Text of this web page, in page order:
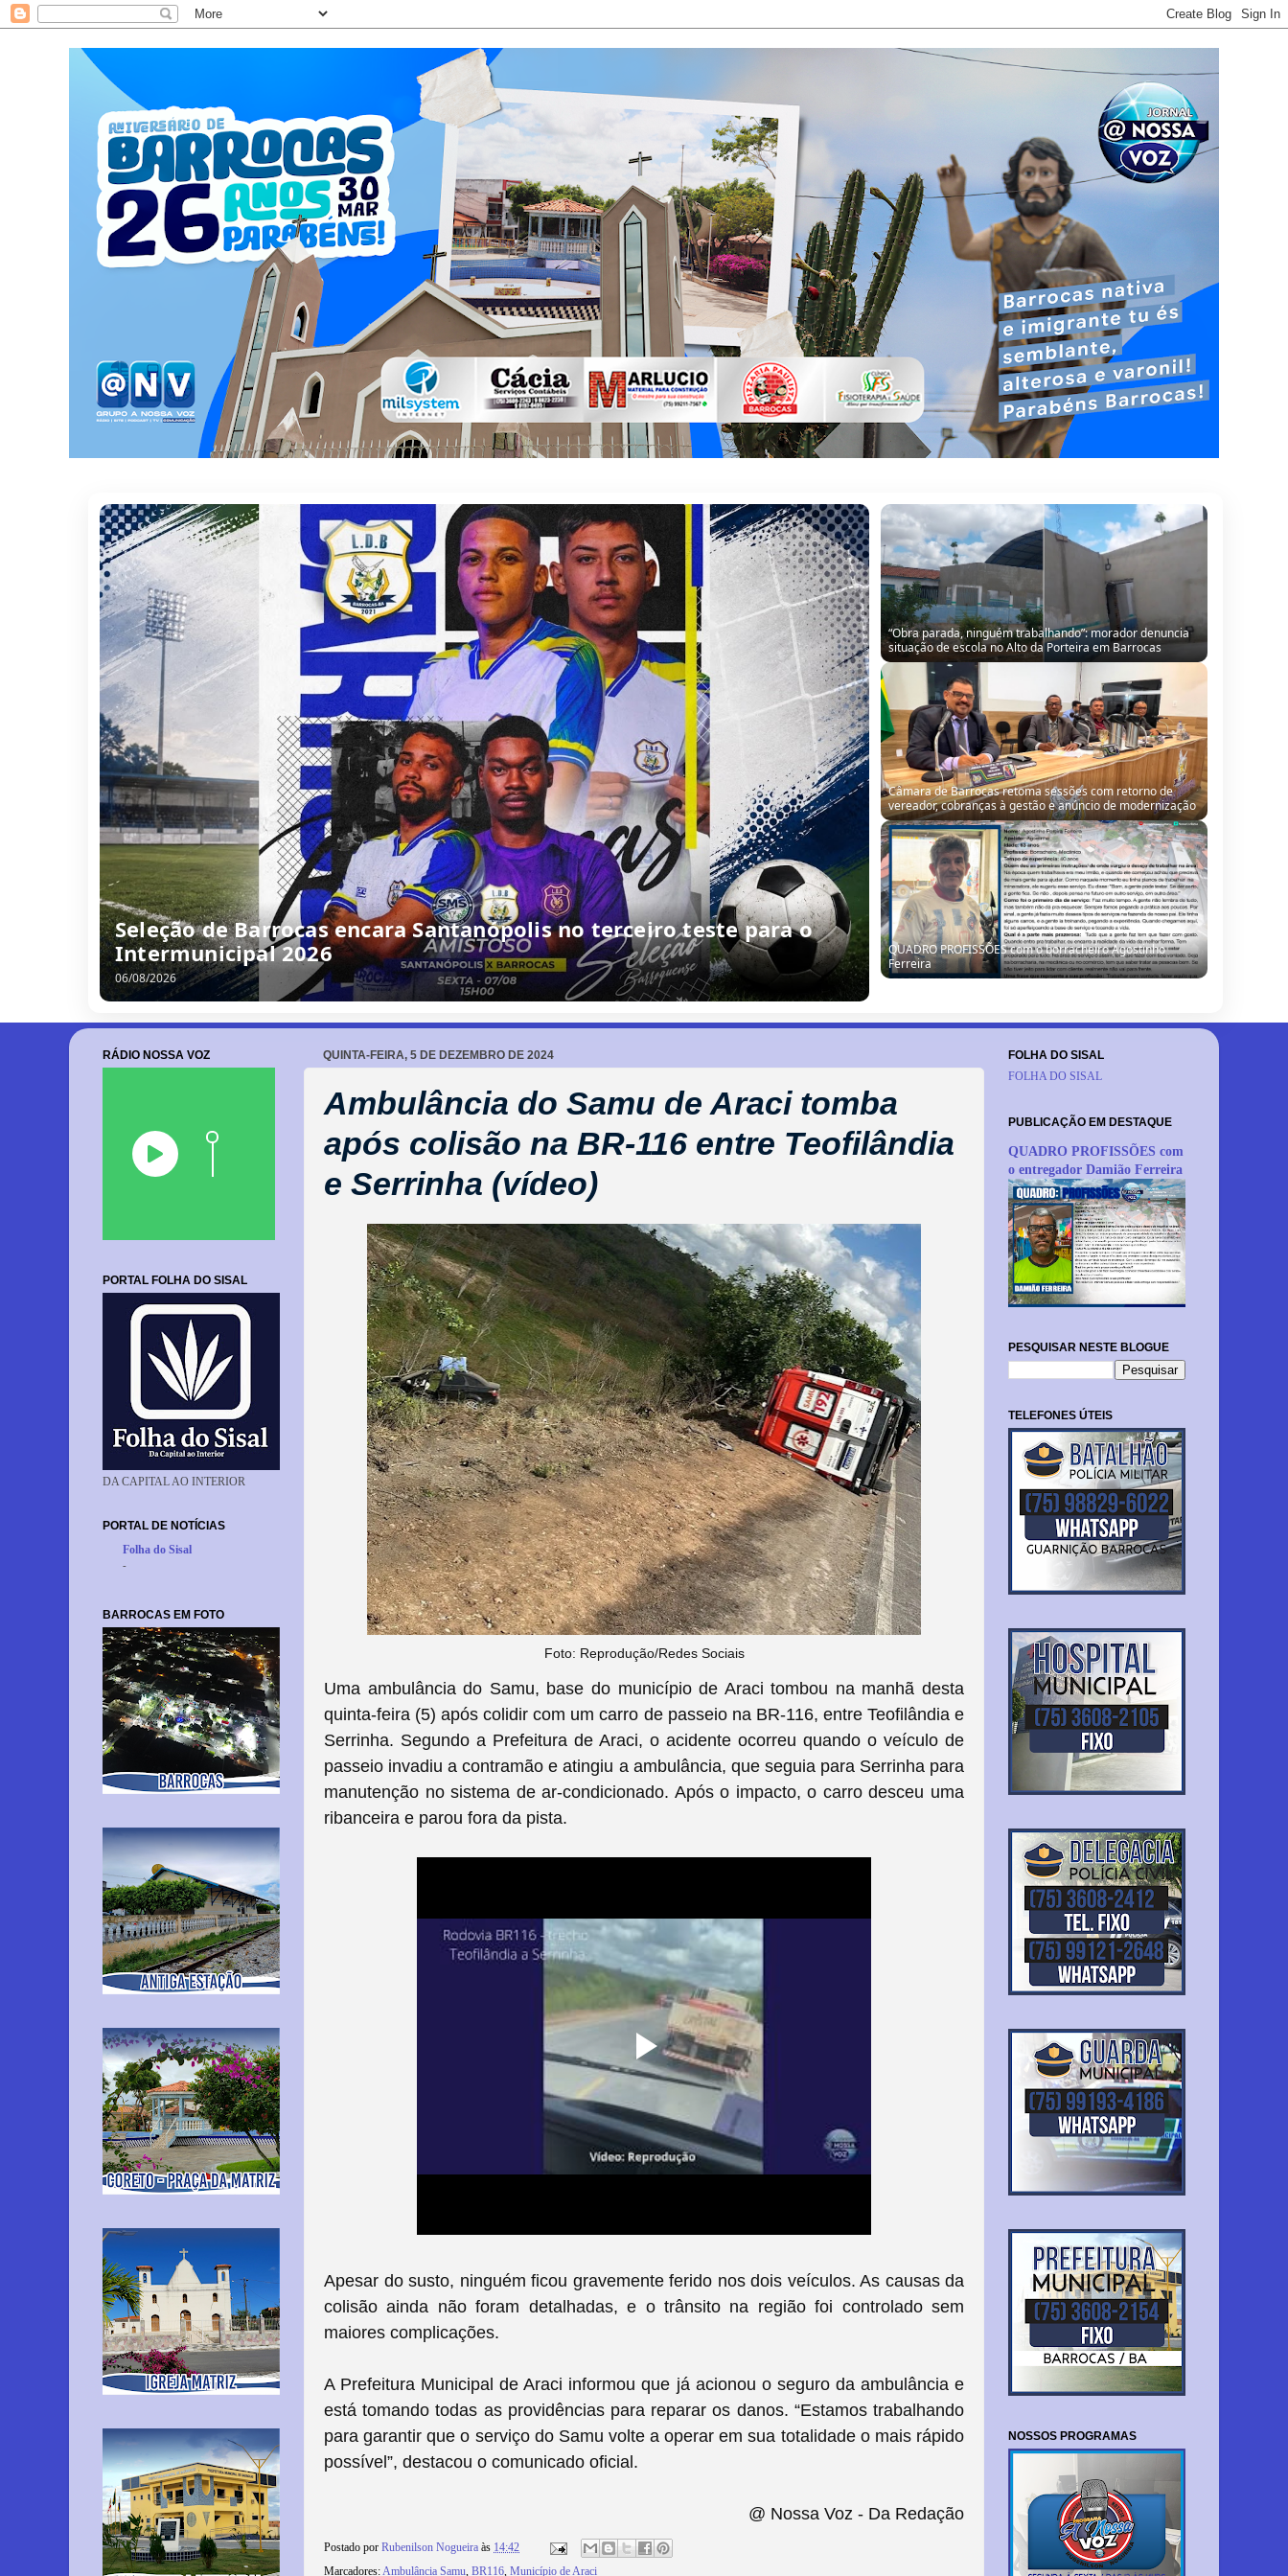
Seleção de Barrocas encara Santanópolis no terceiro teste para o
Intermunicipal 2026
06/08/2026
“Obra parada, ninguém trabalhando”: morador denuncia
situação de escola no Alto da Porteira em Barrocas
Câmara de Barrocas retoma sessões com retorno de
vereador, cobranças à gestão e anúncio de modernização
QUADRO PROFISSÕES com o borracheiro Agostinho
Ferreira
QUINTA-FEIRA, 5 DE DEZEMBRO DE 2024
Ambulância do Samu de Araci tomba
após colisão na BR-116 entre Teofilândia
e Serrinha (vídeo)
Foto: Reprodução/Redes Sociais
Uma ambulância do Samu, base do município de Araci tombou na manhã desta
quinta-feira (5) após colidir com um carro de passeio na BR-116, entre Teofilândia e
Serrinha. Segundo a Prefeitura de Araci, o acidente ocorreu quando o veículo de
passeio invadiu a contramão e atingiu a ambulância, que seguia para Serrinha para
manutenção no sistema de ar-condicionado. Após o impacto, o carro desceu uma
ribanceira e parou fora da pista.
Apesar do susto, ninguém ficou gravemente ferido nos dois veículos. As causas da
colisão ainda não foram detalhadas, e o trânsito na região foi controlado sem
maiores complicações.
A Prefeitura Municipal de Araci informou que já acionou o seguro da ambulância e
está tomando todas as providências para reparar os danos. “Estamos trabalhando
para garantir que o serviço do Samu volte a operar em sua totalidade o mais rápido
possível”, destacou o comunicado oficial.
@ Nossa Voz - Da Redação
Postado por Rubenilson Nogueira às 14:42
Marcadores:Ambulância Samu, BR116, Município de Araci
RÁDIO NOSSA VOZ
PORTAL FOLHA DO SISAL
DA CAPITAL AO INTERIOR
PORTAL DE NOTÍCIAS
Folha do Sisal
-
BARROCAS EM FOTO
FOLHA DO SISAL
FOLHA DO SISAL
PUBLICAÇÃO EM DESTAQUE
QUADRO PROFISSÕES com
o entregador Damião Ferreira
PESQUISAR NESTE BLOGUE
TELEFONES ÚTEIS
NOSSOS PROGRAMAS